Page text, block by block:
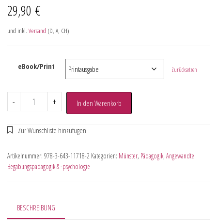
29,90 €
und inkl. Versand (D, A, CH)
eBook/Print Zurücksetzen
- + In den Warenkorb
Artikelnummer: 978-3-643-11718-2 Kategorien: Münster, Pädagogik, Angewandte
Begabungspädagogik & -psychologie
BESCHREIBUNG